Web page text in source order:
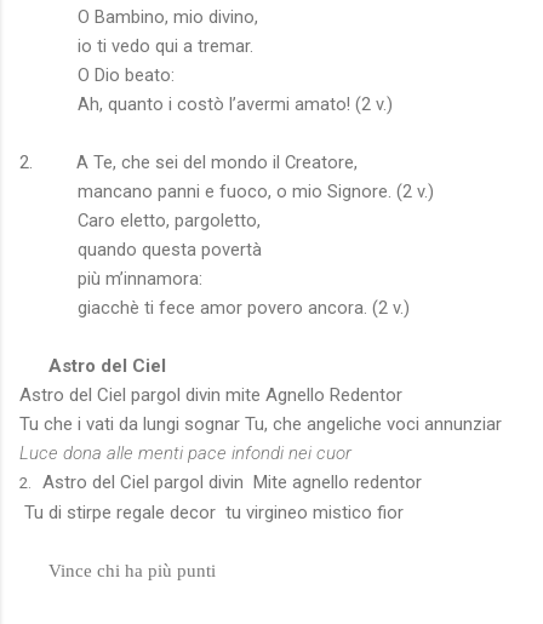
O Bambino, mio divino,
io ti vedo qui a tremar.
O Dio beato:
Ah, quanto i costò l’avermi amato! (2 v.)
2. A Te, che sei del mondo il Creatore,
mancano panni e fuoco, o mio Signore. (2 v.)
Caro eletto, pargoletto,
quando questa povertà
più m’innamora:
giacchè ti fece amor povero ancora. (2 v.)
Astro del Ciel
Astro del Ciel pargol divin mite Agnello Redentor
Tu che i vati da lungi sognar Tu, che angeliche voci annunziar
Luce dona alle menti pace infondi nei cuor
2.
Astro del Ciel pargol divin Mite agnello redentor
Tu di stirpe regale decor tu virgineo mistico fior
Vince chi ha più punti